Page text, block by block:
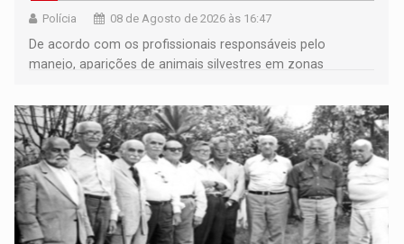
Polícia 08 de Agosto de 2026 às 16:47
De acordo com os profissionais responsáveis pelo
manejo, aparições de animais silvestres em zonas